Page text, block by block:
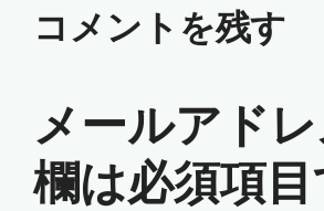
コメントを残す
メールアド
欄は必須項